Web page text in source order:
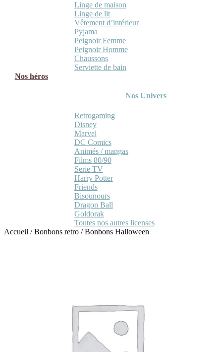
Linge de maison
Linge de lit
Vêtement d’intérieur
Pyjama
Peignoir Femme
Peignoir Homme
Chaussons
Serviette de bain
Nos héros
Nos Univers
Retrogaming
Disney
Marvel
DC Comics
Animés / mangas
Films 80/90
Serie TV
Harry Potter
Friends
Bisounours
Dragon Ball
Goldorak
Toutes nos autres licenses
Accueil /Bonbons retro /Bonbons Halloween